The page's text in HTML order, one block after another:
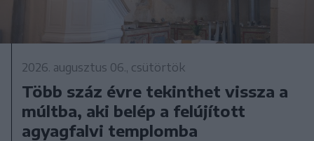
2026. augusztus 06., csütörtök
Több száz évre tekinthet vissza a
múltba, aki belép a felújított
agyagfalvi templomba